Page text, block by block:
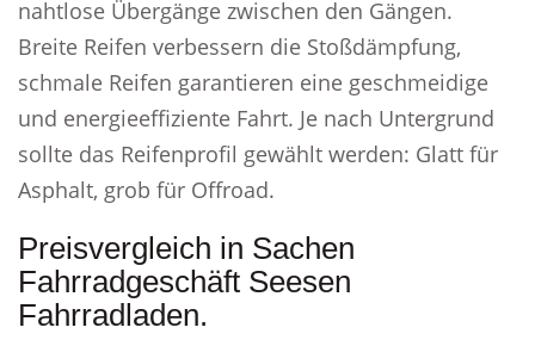
nahtlose Übergänge zwischen den Gängen.
Breite Reifen verbessern die Stoßdämpfung,
schmale Reifen garantieren eine geschmeidige
und energieeffiziente Fahrt. Je nach Untergrund
sollte das Reifenprofil gewählt werden: Glatt für
Asphalt, grob für Offroad.
Preisvergleich in Sachen
Fahrradgeschäft Seesen
Fahrradladen.